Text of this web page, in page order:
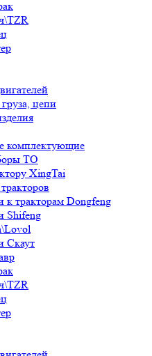
цепи
комплектующие
ТО
XingTai
к тракторам Dongfeng
Shifeng
Скаут